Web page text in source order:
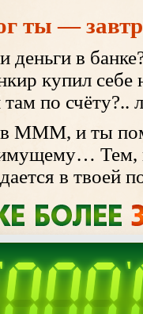
ты —
деньги в
купил себе
там по счёту?..
МММ, и ты
Тем,
в твоей